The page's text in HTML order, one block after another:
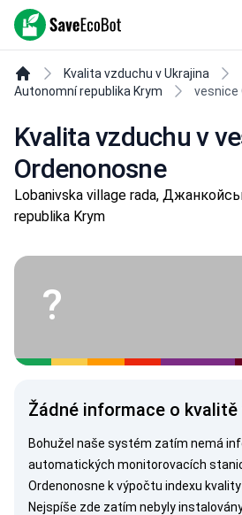
SaveEcoBot
Kvalita vzduchu v Ukrajina
Autonomní republika Krym
vesnice
Kvalita vzduchu v
Ordenonosne
Lobanivska village rada,
republika Krym
?
Žádné informace o kvalitě
Bohužel naše systém zatím nemá
automatických monitorovacích
Ordenonosne k výpočtu indexu kvality
Nejspíše zde zatím nebyly